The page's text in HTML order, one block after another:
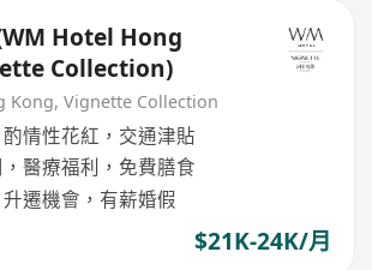
Hotel Hong
Collection)
Kong, Vignette Collection
情性花紅，交通津貼
醫療福利，免費膳食
遷機會，有薪婚假
$21K-24K/月